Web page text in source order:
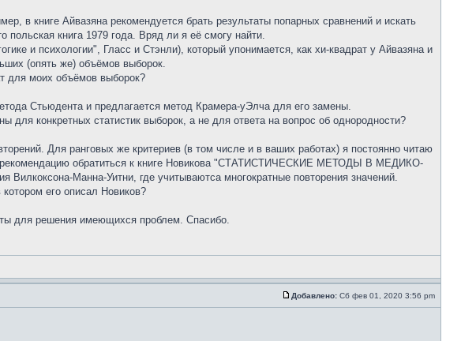
в книге Айвазяна рекомендуется брать результаты попарных сравнений и искать
книга 1979 года. Вряд ли я её смогу найти.
и психологии", Гласс и Стэнли), который упонимается, как хи-квадрат у Айвазяна и
(опять же) объёмов выборок.
для моих объёмов выборок?
Стьюдента и предлагается метод Крамера-уЭлча для его замены.
конкретных статистик выборок, а не для ответа на вопрос об однородности?
Для ранговых же критериев (в том числе и в ваших работах) я постоянно читаю
рекомендацию обратиться к книге Новикова "СТАТИСТИЧЕСКИЕ МЕТОДЫ В МЕДИКО-
Манна-Уитни, где учитываютса многократные повторения значений.
его описал Новиков?
для решения имеющихся проблем. Спасибо.
Добавлено: Сб фев 01, 2020 3:56 pm